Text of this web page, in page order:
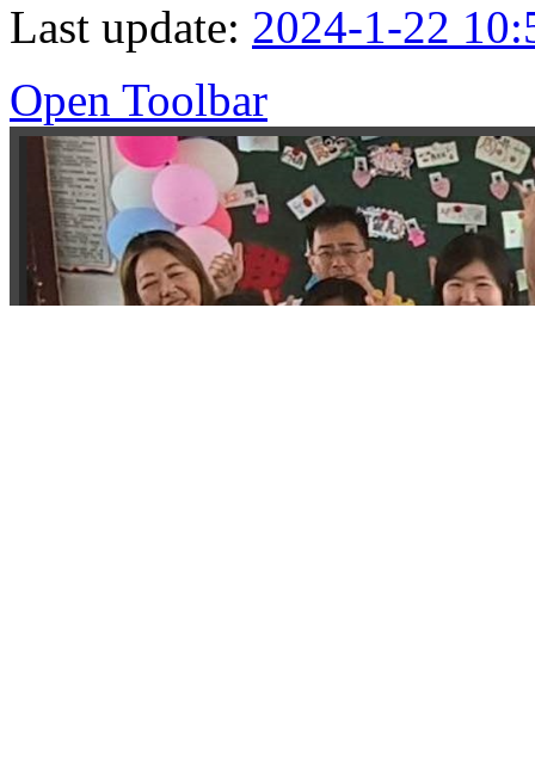
Last update: 2024-1-22
Open Toolbar